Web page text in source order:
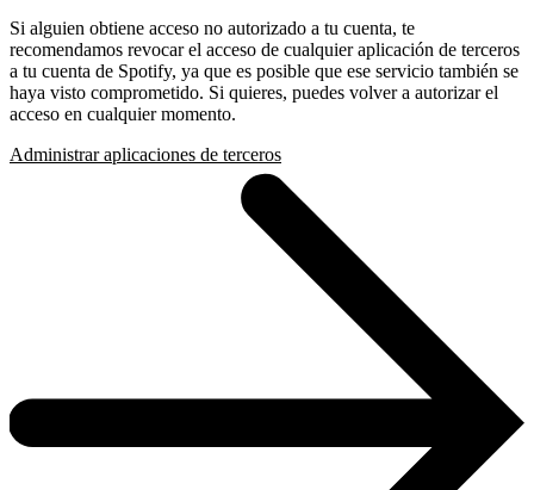
Si alguien obtiene acceso no autorizado a tu cuenta, te
recomendamos revocar el acceso de cualquier aplicación de terceros
a tu cuenta de Spotify, ya que es posible que ese servicio también se
haya visto comprometido. Si quieres, puedes volver a autorizar el
acceso en cualquier momento.
Administrar aplicaciones de terceros